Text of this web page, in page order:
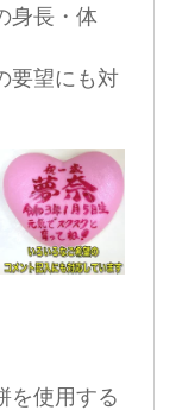
身長・体
要望にも対
を使用する